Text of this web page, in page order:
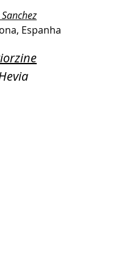
Espanha